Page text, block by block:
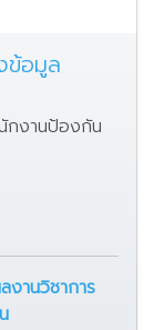
ข้อมูล
กงานป้องกัน
งานวิชาการ